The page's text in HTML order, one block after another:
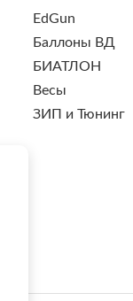
EdGun
Баллоны ВД
БИАТЛОН
Весы
ЗИП и Тюнинг